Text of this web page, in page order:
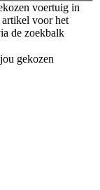
voertuig in
voor het
de zoekbalk
gekozen